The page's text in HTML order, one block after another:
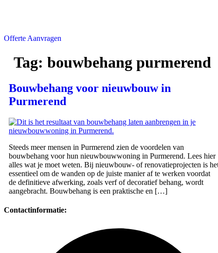
Offerte Aanvragen
Tag: bouwbehang purmerend
Bouwbehang voor nieuwbouw in
Purmerend
Steeds meer mensen in Purmerend zien de voordelen van
bouwbehang voor hun nieuwbouwwoning in Purmerend. Lees hier
alles wat je moet weten. Bij nieuwbouw- of renovatieprojecten is
essentieel om de wanden op de juiste manier af te werken voordat
de definitieve afwerking, zoals verf of decoratief behang, wordt
aangebracht. Bouwbehang is een praktische en […]
Contactinformatie: